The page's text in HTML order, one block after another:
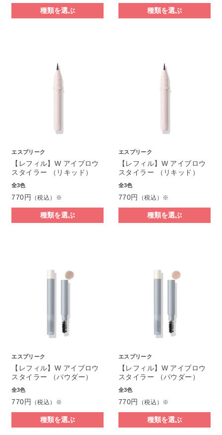
種類を選ぶ 種類を選ぶ
エスプリーク
【レフィル】W アイブロウ
スタイラー （リキッド）
全3色
770円 （税込）※
種類を選ぶ
エスプリーク
【レフィル】W アイブロウ
スタイラー （リキッド）
全3色
770円 （税込）※
種類を選ぶ
エスプリーク
【レフィル】W アイブロウ
スタイラー （パウダー）
全3色
770円 （税込）※
種類を選ぶ
エスプリーク
【レフィル】W アイブロウ
スタイラー （パウダー）
全3色
770円 （税込）※
種類を選ぶ